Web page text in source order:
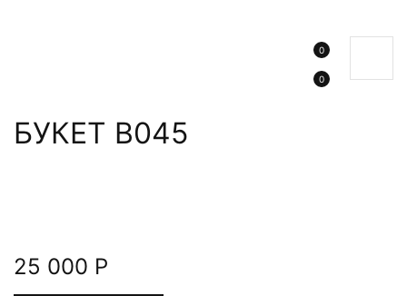
0
0
БУКЕТ В045
25 000 Р